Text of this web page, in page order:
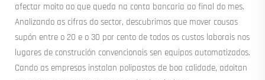
afectar moito ao que queda na conta bancaria ao final do mes.
Analizando as cifras do sector, descubrimos que mover cousas
supón entre o 20 e o 30 por cento de todos os custos laborais nos
lugares de construción convencionais sen equipos automatizados.
Cando as empresas instalan polipastos de boa calidade, adoitan